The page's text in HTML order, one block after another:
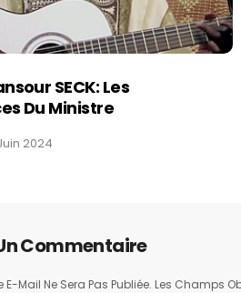
SECK: Les
Du Ministre
2024
Commentaire
E-Mail Ne Sera Pas Publiée. Les Champs